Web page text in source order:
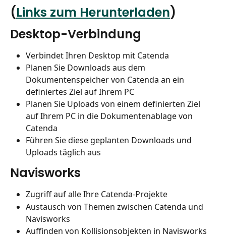
(Links zum Herunterladen)
Desktop-Verbindung
Verbindet Ihren Desktop mit Catenda
Planen Sie Downloads aus dem
Dokumentenspeicher von Catenda an ein
definiertes Ziel auf Ihrem PC
Planen Sie Uploads von einem definierten Ziel
auf Ihrem PC in die Dokumentenablage von
Catenda
Führen Sie diese geplanten Downloads und
Uploads täglich aus
Navisworks
Zugriff auf alle Ihre Catenda-Projekte
Austausch von Themen zwischen Catenda und
Navisworks
Auffinden von Kollisionsobjekten in Navisworks